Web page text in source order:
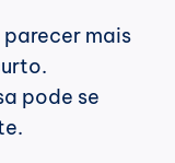
mais
pode se